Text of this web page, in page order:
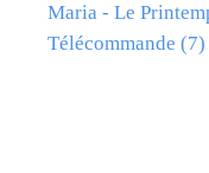
Maria - Le
Télécommande (7)